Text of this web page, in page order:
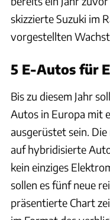
skizzierte Suzuki im
vorgestellten
5 E-Autos für
Bis zu diesem Jahr
Autos in Europa mit
ausgerüstet sein.
auf hybridisierte
kein einziges
sollen es fünf neue
präsentierte Chart